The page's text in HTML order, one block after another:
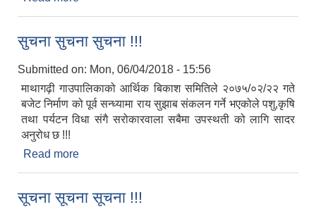
सुचना सुचना सुचना !!!
Submitted on: Mon, 06/04/2018 - 15:56
माथागढ़ी गाउपालिकाको आर्थिक बिकाश समितिले २०७५/०२/२२ गते
बजेट निर्माण को पूर्व सन्ध्यामा राय सुझाब संकलन गर्ने भएकोले पशु,कृषि
तथा पर्यटन विधा संगै सरोकारवाला सबैमा उपस्थती को लागि सादर
अनुरोध छ !!!
Read more
सूचना सूचना सूचना !!!